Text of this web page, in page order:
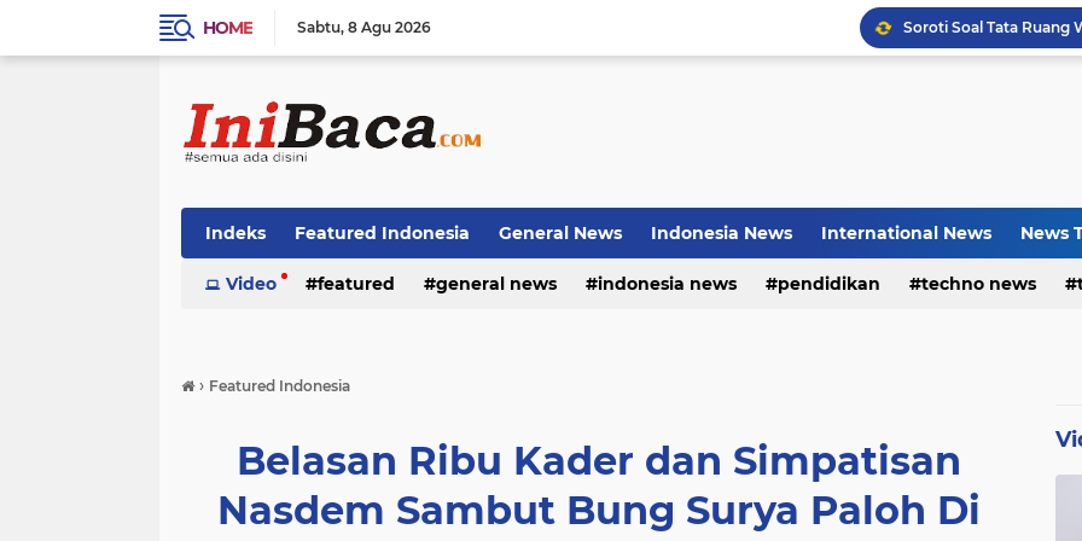
HOME Sabtu 8 Agu 2026
Indeks Featured Indonesia General News Indonesia News International News News
Techno News Top Stories
Video featured general news indonesia news pendidikan techno news
› Featured Indonesia
Belasan Ribu Kader dan Simpatisan
Nasdem Sambut Bung Surya Paloh Di